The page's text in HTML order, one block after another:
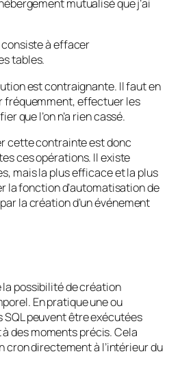
mutualisé que j’ai
à effacer
tables.
est contraignante. Il faut en
fréquemment, effectuer les
que l’on n’a rien cassé.
cette contrainte est donc
ces opérations. Il existe
mais la plus efficace et la plus
la fonction d’automatisation de
la création d’un événement
la possibilité de création
En pratique une ou
SQL peuvent être exécutées
des moments précis. Cela
cron directement à l’intérieur du